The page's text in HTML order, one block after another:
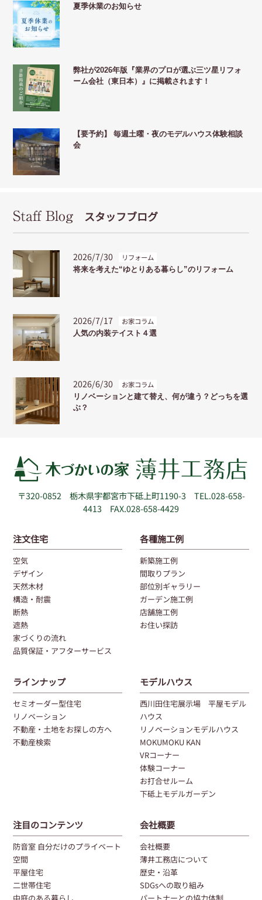
夏季休業のお知らせ
弊社が2026年版『業界のプロが選ぶ三ツ星リフォ
ーム会社（東日本）』に掲載されます！
【要予約】 毎週土曜・夜のモデルハウス体験相談
会
Staff Blog スタッフブログ
2026/7/30 リフォーム
将来を考えた“ゆとりある暮らし”のリフォーム
2026/7/17 お家コラム
人気の内装テイスト４選
2026/6/30 お家コラム
リノベーションと建て替え、何が違う？どっちを選
ぶ？
〒320-0852 栃木県宇都宮市下砥上町1190-3
TEL.028-658-
4413 FAX.028-658-4429
注文住宅
空気
デザイン
天然木材
構造・耐震
断熱
遮熱
家づくりの流れ
品質保証・アフターサービス
各種施工例
新築施工例
間取りプラン
部位別ギャラリー
ガーデン施工例
店舗施工例
お住い探訪
ラインナップ
セミオーダー型住宅
リノベーション
不動産・土地をお探しの方へ
不動産検索
モデルハウス
西川田住宅展示場 平屋モデル
ハウス
リノベーションモデルハウス
MOKUMOKU KAN
VRコーナー
体験コーナー
お打合せルーム
下砥上モデルガーデン
注目のコンテンツ
防音室 自分だけのプライベート
空間
平屋住宅
二世帯住宅
会社概要
会社概要
薄井工務店について
歴史・沿革
SDGsへの取り組み